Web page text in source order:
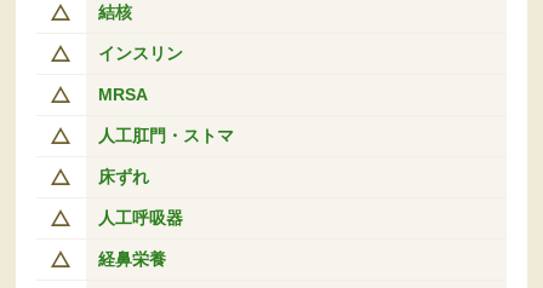
結核
インスリン
MRSA
人工肛門・ストマ
床ずれ
人工呼吸器
経鼻栄養